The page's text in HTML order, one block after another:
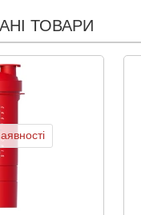
ТОВАРИ